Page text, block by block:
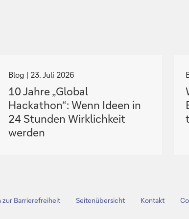
a
v
i
g
i
e
Blog 23. Juli 2026
10 Jahre „Global
Hackathon“: Wenn Ideen in
24 Stunden Wirklichkeit
werden
i
i
zur Barrierefreiheit Seitenübersicht Kontakt